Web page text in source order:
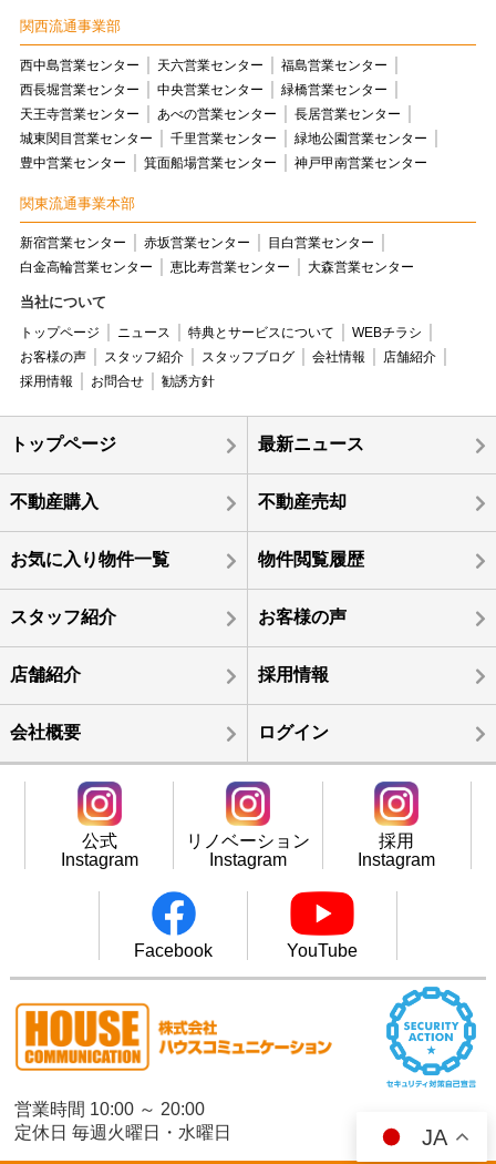
関西流通事業部
西中島営業センター 天六営業センター
福島営業センター
西長堀営業センター
中央営業センター
緑橋営業センター
天王寺営業センター
あべの営業センター
長居営業センター
城東関目営業センター
千里営業センター
緑地公園営業センター
豊中営業センター
箕面船場営業センター 神戸甲南営業センター
関東流通事業本部
新宿営業センター 赤坂営業センター
目白営業センター
白金高輪営業センター
恵比寿営業センター 大森営業センター
当社について
トップページ ニュース 特典とサービスについて
WEBチラシ
お客様の声
スタッフ紹介 スタッフブログ 会社情報
店舗紹介
採用情報
お問合せ 勧誘方針
トップページ 最新ニュース
不動産購入 不動産売却
お気に入り物件一覧 物件閲覧履歴
スタッフ紹介 お客様の声
店舗紹介 採用情報
会社概要 ログイン
公式
Instagram
リノベーション
Instagram
採用
Instagram
Facebook YouTube
営業時間 10:00 ～ 20:00
定休日 毎週火曜日・水曜日
JA